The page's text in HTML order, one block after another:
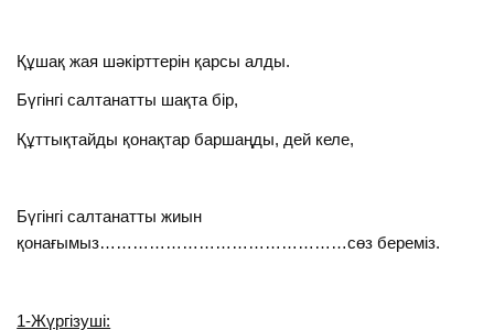
Құшақ жая шәкірттерін қарсы алды.
Бүгінгі салтанатты шақта бір,
Құттықтайды қонақтар баршаңды, дей келе,
Бүгінгі салтанатты жиын
қонағымыз………………………………………сөз береміз.
1-Жүргізуші: